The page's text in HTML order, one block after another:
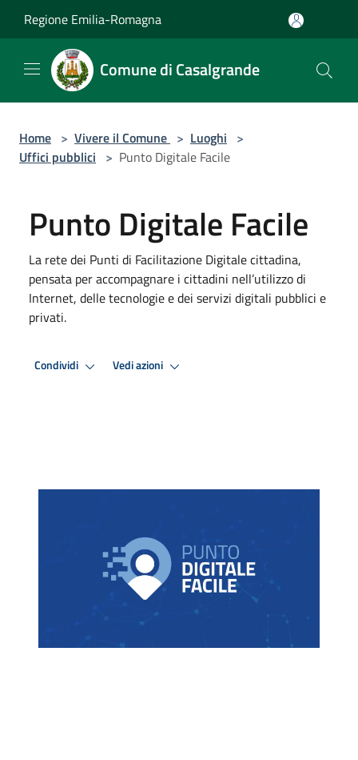
Regione Emilia-Romagna
Comune di Casalgrande
Home > Vivere il Comune > Luoghi >
Uffici pubblici > Punto Digitale Facile
Punto Digitale Facile
La rete dei Punti di Facilitazione Digitale cittadina,
pensata per accompagnare i cittadini nell’utilizzo di
Internet, delle tecnologie e dei servizi digitali pubblici e
privati.
Condividi Vedi azioni